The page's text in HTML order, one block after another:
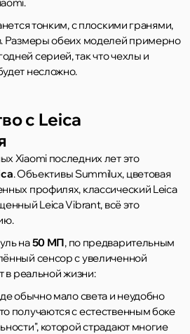
тонким, с плоскими гранями,
Размеры обеих моделей примерно
серией, так что чехлы и
несложно.
с Leica
Xiaomi последних лет это
. Объективы Summilux, цветовая
профилях, классический Leica
Leica Vibrant, всё это
на50 МП, по предварительным
сенсор с увеличенной
в реальной жизни:
обычно мало света и неудобно
получаются с естественным боке
которой страдают многие